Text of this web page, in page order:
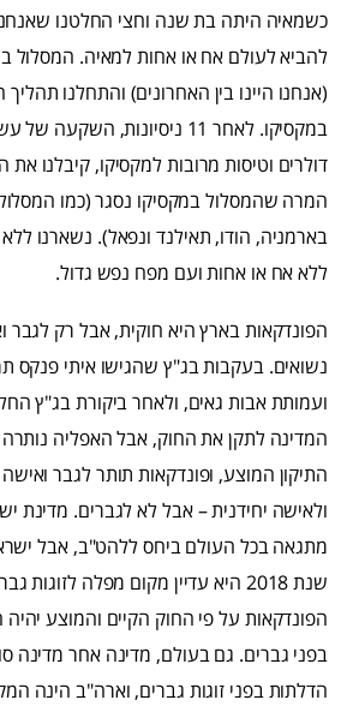
כשמאיה היתה בת שנה וחצי החלטנו
להביא לעולם אח או אחות למאיה. המסלול
(אנחנו היינו בין האחרונים) והתחלנו
במקסיקו. לאחר 11 ניסיונות,
דולרים וטיסות מרובות למקסיקו, קיבלנו את
המרה שהמסלול במקסיקו נסגר (כמו
בארמניה, הודו, תאילנד ונפאל). נשארנו
ללא אח או אחות ועם מפח נפש גדול.
הפונדקאות בארץ היא חוקית, אבל רק לגבר
נשואים. בעקבות בג"ץ שהגישו איתי פנקס
ועמותת אבות גאים, ולאחר ביקורת בג"ץ
המדינה לתקן את החוק, אבל האפליה
התיקון המוצע, ופונדקאות תותר לגבר
ולאישה יחידנית – אבל לא לגברים. מדינת
מתגאה בכל העולם ביחס ללהט"ב, אבל
שנת 2018 היא עדיין מקום מפלה לזוגות
הפונדקאות על פי החוק הקיים והמוצע יהיה
בפני גברים. גם בעולם, מדינה אחר מדינה
הדלתות בפני זוגות גברים, וארה"ב הינה